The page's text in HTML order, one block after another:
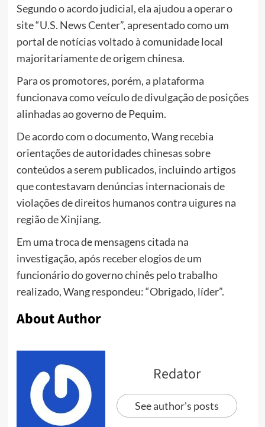
Segundo o acordo judicial, ela ajudou a operar o
site “U.S. News Center”, apresentado como um
portal de notícias voltado à comunidade local
majoritariamente de origem chinesa.
Para os promotores, porém, a plataforma
funcionava como veículo de divulgação de posições
alinhadas ao governo de Pequim.
De acordo com o documento, Wang recebia
orientações de autoridades chinesas sobre
conteúdos a serem publicados, incluindo artigos
que contestavam denúncias internacionais de
violações de direitos humanos contra uigures na
região de Xinjiang.
Em uma troca de mensagens citada na
investigação, após receber elogios de um
funcionário do governo chinês pelo trabalho
realizado, Wang respondeu: “Obrigado, líder”.
About Author
Redator
See author's posts